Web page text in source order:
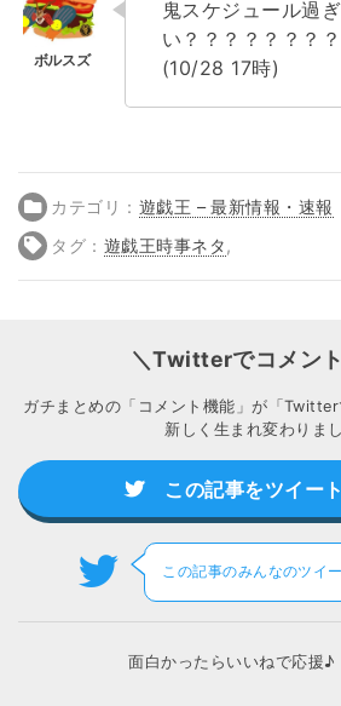
鬼スケジュール過
い？？？？？？？
(10/28 17時)
カテゴリ： 遊戯王 – 最新情報・速報
タグ： 遊戯王時事ネタ ,
＼Twitterでコメン
ガチまとめの「コメント機能」が「
新しく生まれ変わりま
この記事をツイー
この記事のみんなのツイ
面白かったらいいねで応援♪